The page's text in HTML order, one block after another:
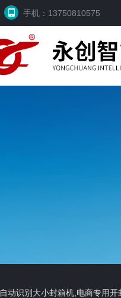
手机：13750810575
自动识别大小封箱机,电商专用